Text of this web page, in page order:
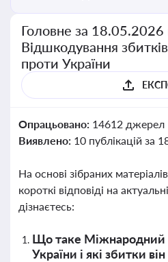
Головне за 18.05.2026
Відшкодування збитків
проти України
Опрацьовано: 14612 джерел
Виявлено: 10 публікацій за
На основі зібраних
короткі відповіді на
дізнаєтесь:
Що таке Міжнародний
України і які збитки